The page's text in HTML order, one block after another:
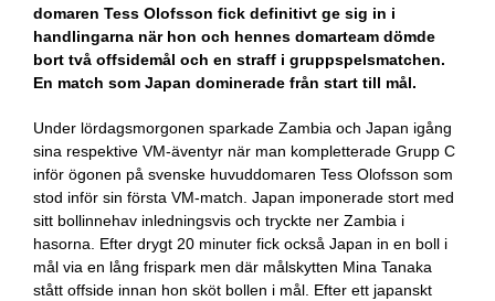
domaren Tess Olofsson fick definitivt ge sig in i
handlingarna när hon och hennes domarteam dömde
bort två offsidemål och en straff i gruppspelsmatchen.
En match som Japan dominerade från start till mål.
Under lördagsmorgonen sparkade Zambia och Japan igång
sina respektive VM-äventyr när man kompletterade Grupp C
inför ögonen på svenske huvuddomaren Tess Olofsson som
stod inför sin första VM-match. Japan imponerade stort med
sitt bollinnehav inledningsvis och tryckte ner Zambia i
hasorna. Efter drygt 20 minuter fick också Japan in en boll i
mål via en lång frispark men där målskytten Mina Tanaka
stått offside innan hon sköt bollen i mål. Efter ett japanskt